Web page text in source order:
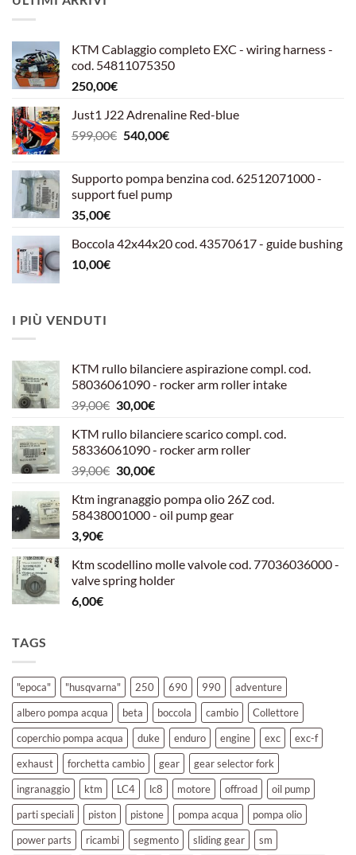
KTM Cablaggio completo EXC - wiring harness -
cod. 54811075350
250,00€
Just1 J22 Adrenaline Red-blue
599,00€ Il
era:
599,00€.
540,00€Il
è:
540,00€.
Supporto pompa benzina cod. 62512071000 -
support fuel pump
35,00€
Boccola 42x44x20 cod. 43570617 - guide bushing
10,00€
I PIÙ VENDUTI
KTM rullo bilanciere aspirazione compl. cod.
58036061090 - rocker arm roller intake
39,00€ Il
originale
era:
39,00€.
30,00€Il
attuale
è:
30,00€.
KTM rullo bilanciere scarico compl. cod.
58336061090 - rocker arm roller
39,00€ Il
originale
era:
30,00€Il
attuale
è:
Ktm ingranaggio pompa olio 26Z cod.
58438001000 - oil pump gear
3,90€
Ktm scodellino molle valvole cod. 77036036000 -
valve spring holder
6,00€
TAGS
"epoca" "husqvarna" 250 690 990
adventure
albero pompa acqua
beta boccola cambio
Collettore
coperchio pompa acqua
duke enduro engine exc
exc-f
exhaust
forchetta cambio gear
gear selector fork
ingranaggio
ktm LC4 lc8 motore offroad
oil pump
parti speciali
piston pistone pompa acqua
pompa olio
power parts
ricambi segmento sliding gear
sm